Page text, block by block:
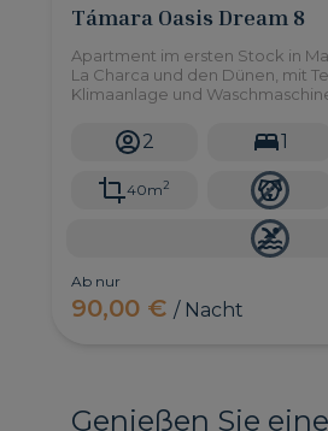
Támara Oasis Dream 8
Apartment im ersten Stock in
La Charca und den Dünen, mit
Klimaanlage und
2 1
40m2
Ab nur
90,00 €/ Nacht
Genießen Sie